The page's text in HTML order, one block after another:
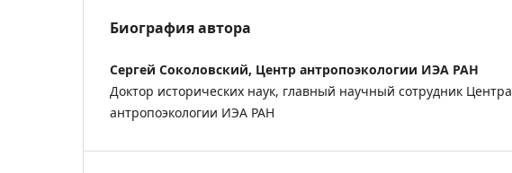
Биография автора
Сергей Соколовский, Центр антропоэкологии ИЭА РАН
Доктор исторических наук, главный научный сотрудник Центра
антропоэкологии ИЭА РАН